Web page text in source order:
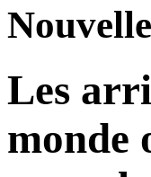
Les
monde